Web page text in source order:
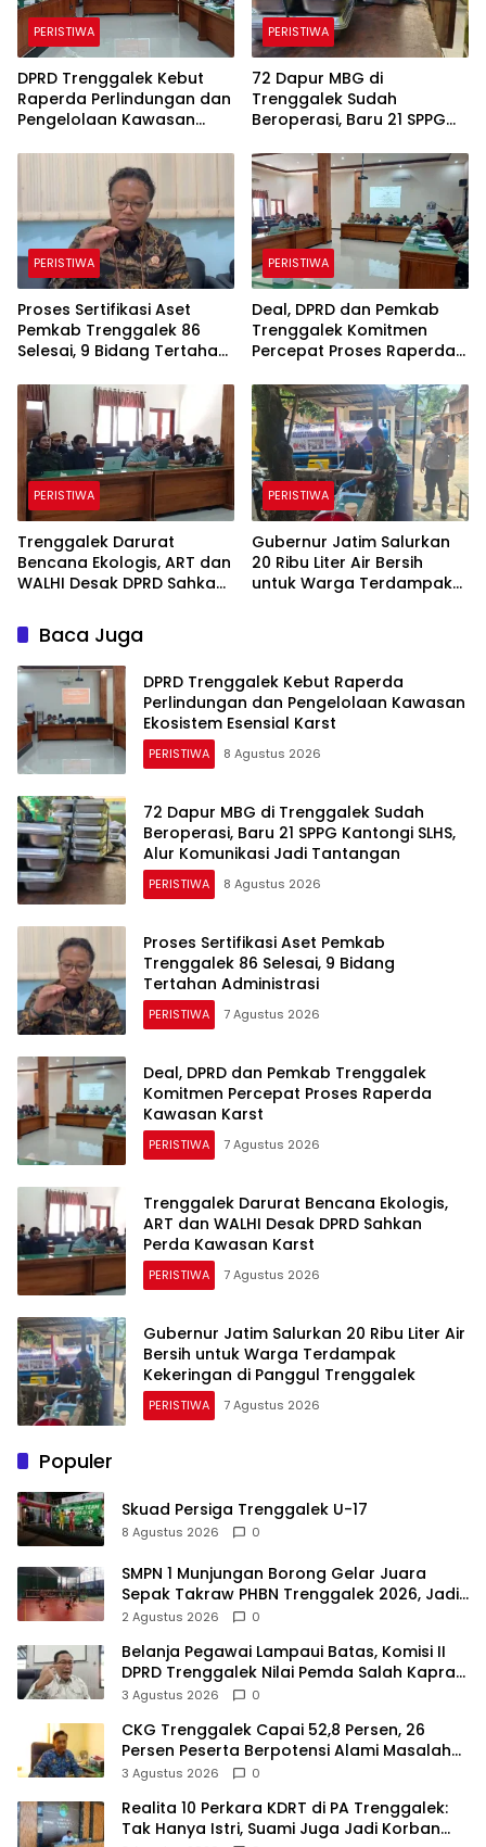
PERISTIWA
DPRD Trenggalek Kebut
Raperda Perlindungan dan
Pengelolaan Kawasan
PERISTIWA
72 Dapur MBG di
Trenggalek Sudah
Beroperasi, Baru 21 SPPG
Komunikasi Jadi
Tantangan
PERISTIWA
Proses Sertifikasi Aset
Pemkab Trenggalek 86
Selesai, 9 Bidang Tertahan
PERISTIWA
Deal, DPRD dan Pemkab
Trenggalek Komitmen
Percepat Proses Raperda
PERISTIWA
Trenggalek Darurat
Bencana Ekologis, ART dan
WALHI Desak DPRD Sahkan
PERISTIWA
Gubernur Jatim Salurkan
20 Ribu Liter Air Bersih
untuk Warga Terdampak
Baca Juga
DPRD Trenggalek Kebut Raperda
Perlindungan dan Pengelolaan Kawasan
Ekosistem Esensial Karst
PERISTIWA 8 Agustus 2026
72 Dapur MBG di Trenggalek Sudah
Beroperasi, Baru 21 SPPG Kantongi SLHS,
Alur Komunikasi Jadi Tantangan
PERISTIWA 8 Agustus 2026
Proses Sertifikasi Aset Pemkab
Trenggalek 86 Selesai, 9 Bidang
Tertahan Administrasi
PERISTIWA 7 Agustus 2026
Deal, DPRD dan Pemkab Trenggalek
Komitmen Percepat Proses Raperda
Kawasan Karst
PERISTIWA 7 Agustus 2026
Trenggalek Darurat Bencana Ekologis,
ART dan WALHI Desak DPRD Sahkan
Perda Kawasan Karst
PERISTIWA 7 Agustus 2026
Gubernur Jatim Salurkan 20 Ribu Liter Air
Bersih untuk Warga Terdampak
Kekeringan di Panggul Trenggalek
PERISTIWA 7 Agustus 2026
Populer
Skuad Persiga Trenggalek U-17
8 Agustus 2026 0
SMPN 1 Munjungan Borong Gelar Juara
Sepak Takraw PHBN Trenggalek 2026, Jadi
Modal Menuju POPDA Jatim
2 Agustus 2026 0
Belanja Pegawai Lampaui Batas, Komisi II
DPRD Trenggalek Nilai Pemda Salah Kaprah
dalam Perencanaan
3 Agustus 2026 0
CKG Trenggalek Capai 52,8 Persen, 26
Persen Peserta Berpotensi Alami Masalah
Kejiwaan
3 Agustus 2026 0
Realita 10 Perkara KDRT di PA Trenggalek:
Tak Hanya Istri, Suami Juga Jadi Korban